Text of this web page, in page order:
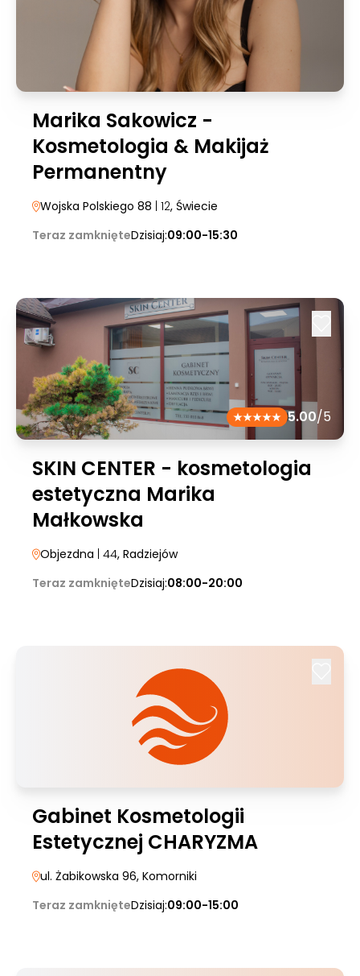
Marika Sakowicz -
Kosmetologia & Makijaż
Permanentny
Wojska Polskiego 88 | 12, Świecie
Teraz zamknięteDzisiaj:09:00-15:30
5.00/5
SKIN CENTER - kosmetologia
estetyczna Marika
Małkowska
Objezdna | 44, Radziejów
Teraz zamknięteDzisiaj:08:00-20:00
Gabinet Kosmetologii
Estetycznej CHARYZMA
ul. Żabikowska 96, Komorniki
Teraz zamknięteDzisiaj:09:00-15:00